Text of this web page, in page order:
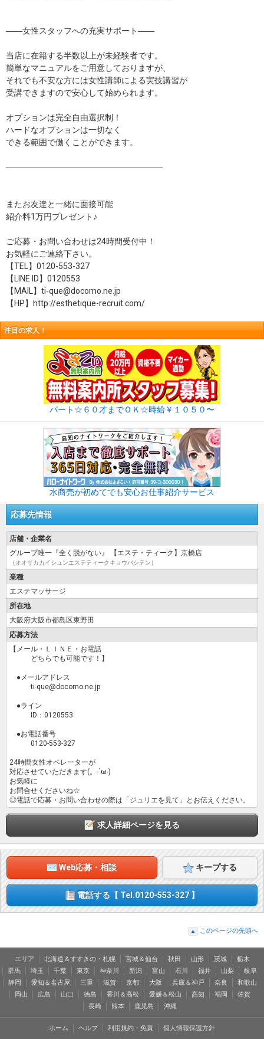
――女性スタッフへの充実サポート――
当店に在籍する半数以上が未経験者です。
簡単なマニュアルをご用意しておりますが、
それでも不安な方には女性講師による実技講習が
受講できますので安心して始められます。
オプションは完全自由選択制！
ハードなオプションは一切なく
できる範囲で働くことができます。
―――――――――――――――――――
またお友達と一緒に面接可能
紹介料1万円プレゼント♪
ご応募・お問い合わせは24時間受付中！
お気軽にご連絡下さい。
【TEL】0120-553-327
【LINE ID】0120553
【MAIL】ti-que@docomo.ne.jp
【HP】http://esthetique-recruit.com/
注目の求人！
パート☆６０才までＯＫ☆時給￥１０５０〜
水商売が初めてでも安心お仕事紹介サービス
応募先情報
店舗・企業名
グループ唯一『全く脱がない』 【エステ・ティーク】京橋店
（オオサカカイシュンエステティークキョウバシテン）
業種
エステマッサージ
所在地
大阪府大阪市都島区東野田
応募方法
【メール・ＬＩＮＥ・お電話
どちらでも可能です！】
●メールアドレス
ti-que@docomo.ne.jp
●ライン
ID：0120553
●お電話番号
0120-553-327
24時間女性オペレーターが
対応させていただきます(。-`ω-)
お気軽に
お問合せくださいね☆
◎電話で応募・お問い合わせの際は「ジュリエを見て」とお伝えください。
求人詳細ページを見る
Web応募・相談 キープする
電話する【 Tel.0120-553-327 】
▲ このページの先頭へ
エリア 北海道＆すすきの・札幌 宮城＆仙台 秋田 山形 茨城
栃木
群馬
埼玉 千葉 東京 神奈川 新潟 富山 石川 福井 山梨
岐阜
静岡
愛知＆名古屋 三重 滋賀 京都 大阪 兵庫＆神戸 奈良
和歌山
岡山
広島 山口 徳島 香川＆高松 愛媛＆松山 高知 福岡
佐賀
長崎
熊本 鹿児島 沖縄
ホーム ヘルプ 利用規約・免責 個人情報保護方針